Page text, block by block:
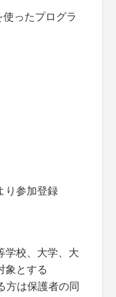
ったプログラ
り参加登録
学校、大学、大
象とする
方は保護者の同